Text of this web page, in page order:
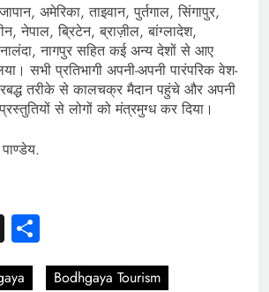
अमेरिका, ताइवान, पुर्तगाल, सिंगापुर,
नेपाल, ब्रिटेन, ब्राज़ील, बांग्लादेश,
नालंदा, नागपुर सहित कई अन्य देशों से आए
सभी प्रतिभागी अपनी-अपनी पारंपरिक वेश-
तरीके से कालचक्र मैदान पहुंचे और अपनी
से लोगों को मंत्रमुग्ध कर दिया।
X
Bodhgaya Tourism